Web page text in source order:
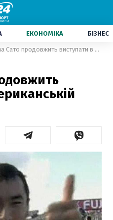
ЕКОНОМІКА БІЗНЕС
Такума Сато продовжить виступати в американській серії Indycar